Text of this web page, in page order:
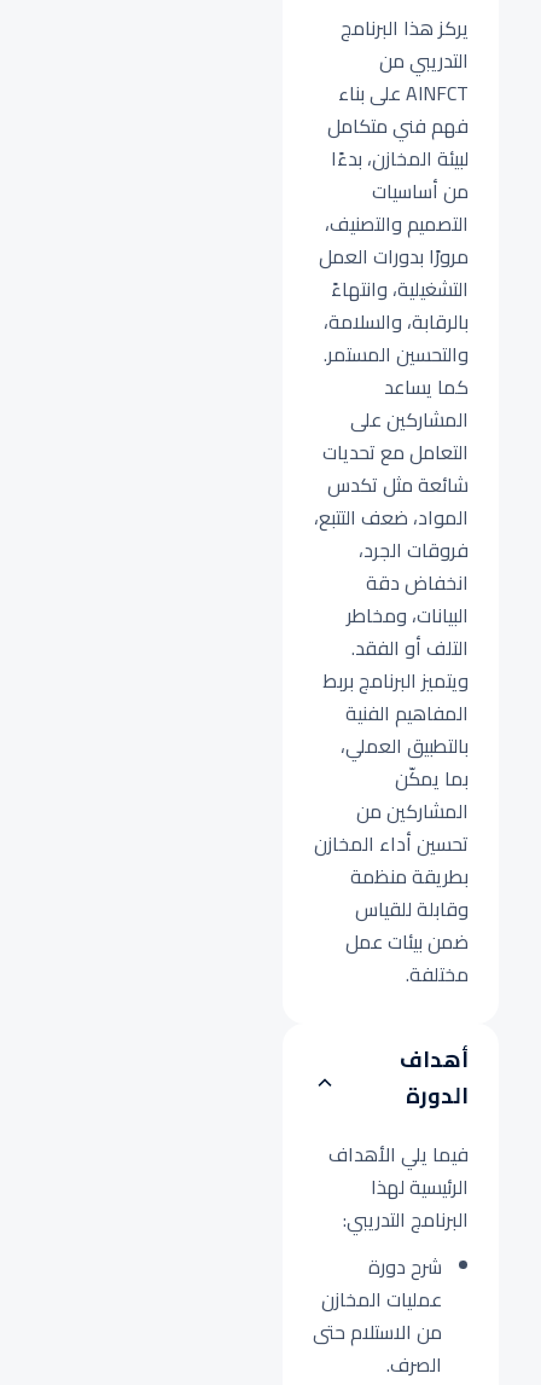
يركز هذا البرنامج
التدريبي من
AINFCT على بناء
فهم فني متكامل
لبيئة المخازن، بدءًا
من أساسيات
التصميم والتصنيف،
مرورًا بدورات العمل
التشغيلية، وانتهاءً
بالرقابة، والسلامة،
والتحسين المستمر.
كما يساعد
المشاركين على
التعامل مع تحديات
شائعة مثل تكدس
المواد، ضعف التتبع،
فروقات الجرد،
انخفاض دقة
البيانات، ومخاطر
التلف أو الفقد.
ويتميز البرنامج بربط
المفاهيم الفنية
بالتطبيق العملي،
بما يمكّن
المشاركين من
تحسين أداء المخازن
بطريقة منظمة
وقابلة للقياس
ضمن بيئات عمل
مختلفة.
أهداف
الدورة
فيما يلي الأهداف
الرئيسية لهذا
البرنامج التدريبي:
شرح دورة
عمليات المخازن
من الاستلام حتى
الصرف.